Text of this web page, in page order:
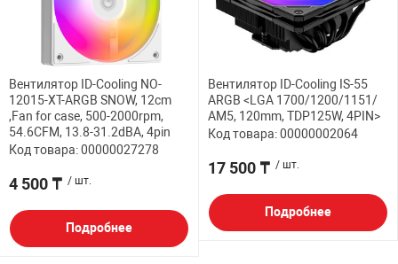
Вентилятор ID-Cooling NO-
12015-XT-ARGB SNOW, 12cm
,Fan for case, 500-2000rpm,
54.6CFM, 13.8-31.2dBA, 4pin
Код товара: 00000027278
4 500 ₸ / шт.
Подробнее
Вентилятор ID-Cooling IS-55
ARGB <LGA 1700/1200/1151/
AM5, 120mm, TDP125W, 4PIN>
Код товара: 00000002064
17 500 ₸ / шт.
Подробнее